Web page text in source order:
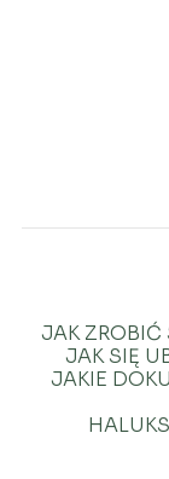
JAK
JAK SIĘ
JAKIE